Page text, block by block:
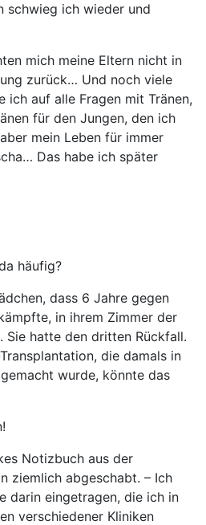
schwieg ich wieder und
mich meine Eltern nicht in
zurück… Und noch viele
ich auf alle Fragen mit Tränen,
für den Jungen, den ich
mein Leben für immer
Das habe ich später
häufig?
dass 6 Jahre gegen
in ihrem Zimmer der
Sie hatte den dritten Rückfall.
die damals in
wurde, könnte das
Notizbuch aus der
ziemlich abgeschabt. – Ich
darin eingetragen, die ich in
verschiedener Kliniken